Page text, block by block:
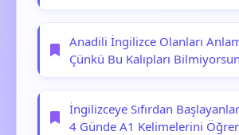
Anadili İngilizce Olanları
Çünkü Bu Kalıpları Bilmiyorsun
İngilizceye Sıfırdan
4 Günde A1 Kelimelerini